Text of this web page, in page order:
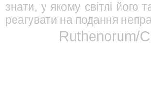
знати, у якому світлі
реагувати на подання
Ruthenorum/